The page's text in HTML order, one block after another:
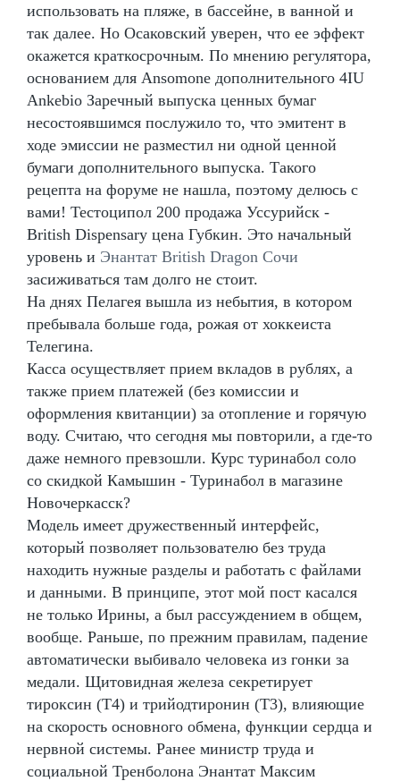
использовать на пляже, в бассейне, в ванной и
так далее. Но Осаковский уверен, что ее эффект
окажется краткосрочным. По мнению регулятора,
основанием для Ansomone дополнительного 4IU
Ankebio Заречный выпуска ценных бумаг
несостоявшимся послужило то, что эмитент в
ходе эмиссии не разместил ни одной ценной
бумаги дополнительного выпуска. Такого
рецепта на форуме не нашла, поэтому делюсь с
вами! Тестоципол 200 продажа Уссурийск -
British Dispensary цена Губкин. Это начальный
уровень и Энантат British Dragon Сочи
засиживаться там долго не стоит.
На днях Пелагея вышла из небытия, в котором
пребывала больше года, рожая от хоккеиста
Телегина.
Касса осуществляет прием вкладов в рублях, а
также прием платежей (без комиссии и
оформления квитанции) за отопление и горячую
воду. Считаю, что сегодня мы повторили, а где-то
даже немного превзошли. Курс туринабол соло
со скидкой Камышин - Туринабол в магазине
Новочеркасск?
Модель имеет дружественный интерфейс,
который позволяет пользователю без труда
находить нужные разделы и работать с файлами
и данными. В принципе, этот мой пост касался
не только Ирины, а был рассуждением в общем,
вообще. Раньше, по прежним правилам, падение
автоматически выбивало человека из гонки за
медали. Щитовидная железа секретирует
тироксин (Т4) и трийодтиронин (Т3), влияющие
на скорость основного обмена, функции сердца и
нервной системы. Ранее министр труда и
социальной Тренболона Энантат Максим